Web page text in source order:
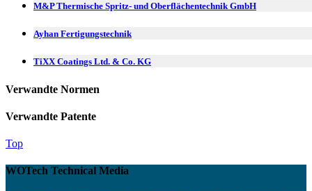
M&P Thermische Spritz- und Oberflächentechnik GmbH
Ayhan Fertigungstechnik
TiXX Coatings Ltd. & Co. KG
Verwandte Normen
Verwandte Patente
Top
WOTech Technical Media